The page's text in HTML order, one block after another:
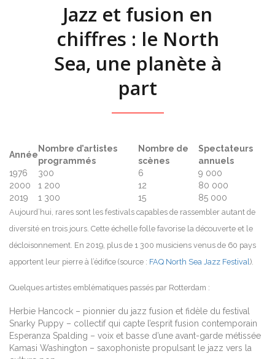
Jazz et fusion en
chiffres : le North
Sea, une planète à
part
Année
Nombre d’artistes
programmés
Nombre de
scènes
Spectateurs
annuels
1976
300 6
9 000
2000
1 200 12
80 000
2019
1 300 15 85 000
Aujourd’hui, rares sont les festivals capables de rassembler autant de
diversité en trois jours. Cette échelle folle favorise la découverte et le
décloisonnement. En 2019, plus de 1 300 musiciens venus de 60 pays
apportent leur pierre à l’édifice (source : FAQ North Sea Jazz Festival ).
Quelques artistes emblématiques passés par Rotterdam :
Herbie Hancock – pionnier du jazz fusion et fidèle du festival
Snarky Puppy – collectif qui capte l’esprit fusion contemporain
Esperanza Spalding – voix et basse d’une avant-garde métissée
Kamasi Washington – saxophoniste propulsant le jazz vers la